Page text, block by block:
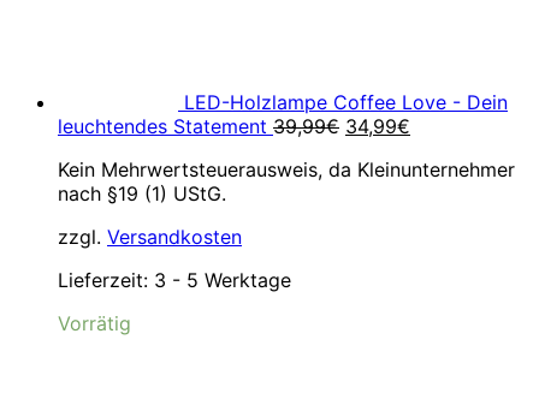
LED-Holzlampe Coffee Love - Dein
leuchtendes Statement 39,99€ Ursprünglicher
war:
34,99€
ist:
Kein Mehrwertsteuerausweis, da Kleinunternehmer
nach §19 (1) UStG.
zzgl. Versandkosten
Lieferzeit: 3 - 5 Werktage
Vorrätig